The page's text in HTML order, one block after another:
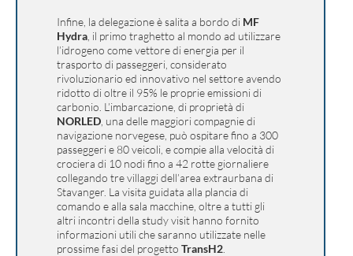
Infine, la delegazione è salita a bordo di MF
Hydra , il primo traghetto al mondo ad utilizzare
l’idrogeno come vettore di energia per il
trasporto di passeggeri, considerato
rivoluzionario ed innovativo nel settore avendo
ridotto di oltre il 95% le proprie emissioni di
carbonio. L’imbarcazione, di proprietà di
NORLED , una delle maggiori compagnie di
navigazione norvegese, può ospitare fino a 300
passeggeri e 80 veicoli, e compie alla velocità di
crociera di 10 nodi fino a 42 rotte giornaliere
collegando tre villaggi dell’area extraurbana di
Stavanger. La visita guidata alla plancia di
comando e alla sala macchine, oltre a tutti gli
altri incontri della study visit hanno fornito
informazioni utili che saranno utilizzate nelle
prossime fasi del progetto TransH2